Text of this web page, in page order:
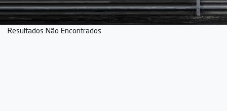
Resultados Não Encontrados